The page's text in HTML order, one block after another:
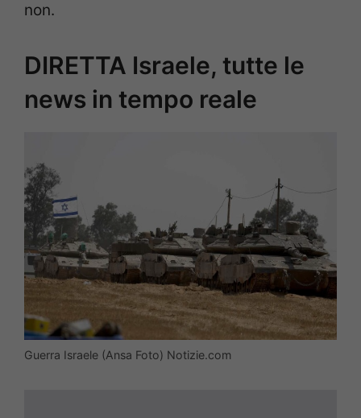
non.
DIRETTA Israele, tutte le
news in tempo reale
Guerra Israele (Ansa Foto) Notizie.com